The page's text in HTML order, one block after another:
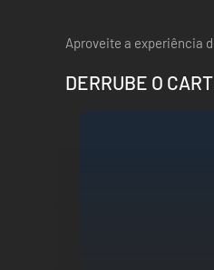
Aproveite a experiência
DERRUBE O